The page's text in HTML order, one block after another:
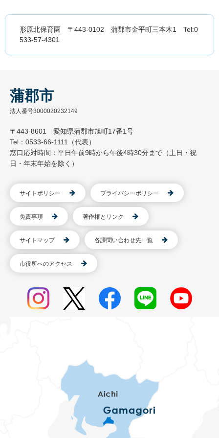
形原北保育園 〒443-0102 蒲郡市金平町三本木1 Tel:0
533-57-4301
蒲郡市
法人番号3000020232149
〒443-8601 愛知県蒲郡市旭町17番1号
Tel：0533-66-1111（代表）
窓口応対時間：平日午前9時から午後4時30分まで（土日・祝
日・年末年始を除く）
サイトポリシー プライバシーポリシー
免責事項 著作権とリンク
サイトマップ 各課問い合わせ先一覧
市役所へのアクセス